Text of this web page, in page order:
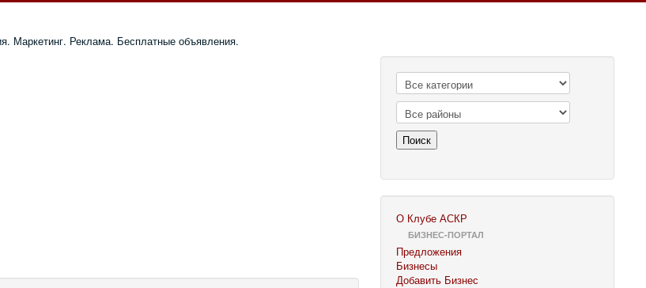
Маркетинг. Реклама. Бесплатные объявления.
Поиск
О Клубе АСКР
БИЗНЕС-ПОРТАЛ
Предложения
Бизнесы
Добавить Бизнес